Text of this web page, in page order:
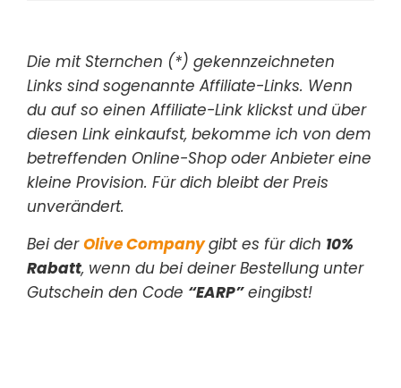
Die mit Sternchen (*) gekennzeichneten
Links sind sogenannte Affiliate-Links. Wenn
du auf so einen Affiliate-Link klickst und über
diesen Link einkaufst, bekomme ich von dem
betreffenden Online-Shop oder Anbieter eine
kleine Provision. Für dich bleibt der Preis
unverändert.
Bei derOlive Companygibt es für dich 10%
Rabatt, wenn du bei deiner Bestellung unter
Gutschein den Code “EARP”eingibst!